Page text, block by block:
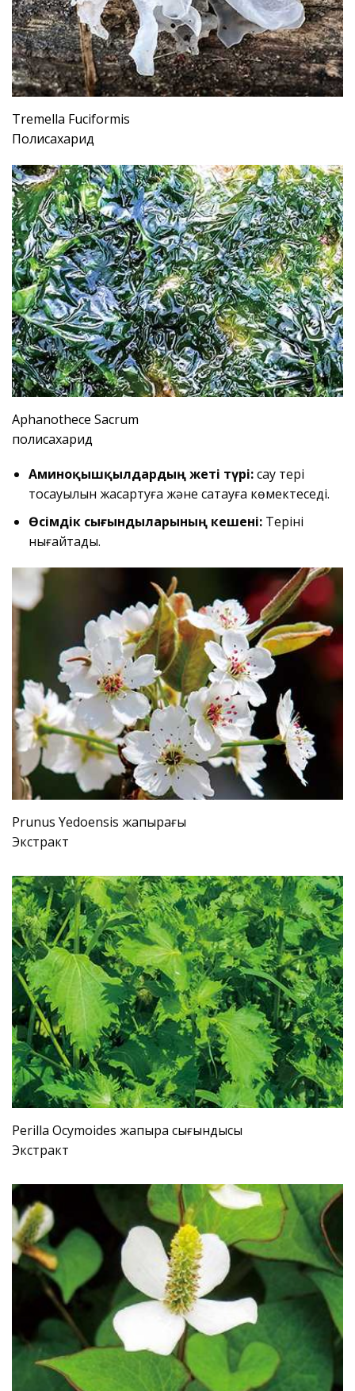
Tremella Fuciformis
Полисахарид
Aphanothece Sacrum
полисахарид
Аминоқышқылдардың жеті түрі:сау тері
тосқауылын жақсартуға және сақтауға көмектеседі.
Өсімдік сығындыларының кешені:Теріні
нығайтады.
Prunus Yedoensis жапырағы
Экстракт
Perilla Ocymoides жапырақ сығындысы
Экстракт